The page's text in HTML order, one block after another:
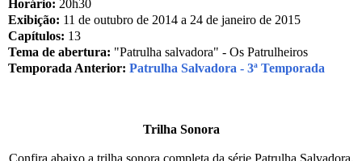
Horário: 20h30
Exibição: 11 de outubro de 2014 a 24 de janeiro de 2015
Capítulos: 13
Tema de abertura: "Patrulha salvadora" - Os Patrulheiros
Temporada Anterior: Patrulha Salvadora - 3ª Temporada
Trilha Sonora